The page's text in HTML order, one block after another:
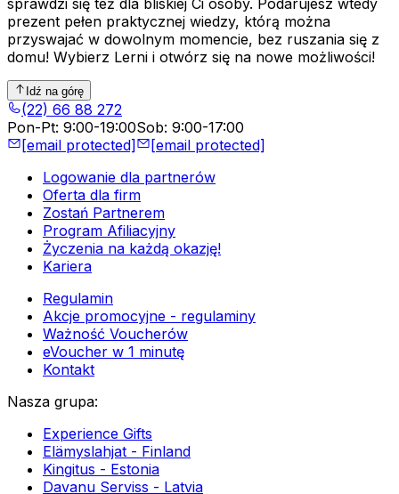
sprawdzi się też dla bliskiej Ci osoby. Podarujesz wtedy
prezent pełen praktycznej wiedzy, którą można
przyswajać w dowolnym momencie, bez ruszania się z
domu! Wybierz Lerni i otwórz się na nowe możliwości!
Idź na górę
(22) 66 88 272
Pon-Pt: 9:00-19:00Sob: 9:00-17:00
[email protected]
[email protected]
Logowanie dla partnerów
Oferta dla firm
Zostań Partnerem
Program Afiliacyjny
Życzenia na każdą okazję!
Kariera
Regulamin
Akcje promocyjne - regulaminy
Ważność Voucherów
eVoucher w 1 minutę
Kontakt
Nasza grupa:
Experience Gifts
Elämyslahjat - Finland
Kingitus - Estonia
Davanu Serviss - Latvia